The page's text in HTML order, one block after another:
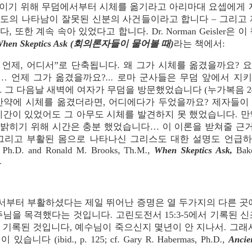
기 위해 무덤에서부터 시체를 옮기라고 아리마대 요셉에게
의 나타남이 잘못된 신분의 사건들이라고 합니다 – 그리고
, 또한 계속 속아 있었다고 합니다. Dr. Norman Geisler은 이
Skeptics Ask (회의론자들이 물어볼 때)라는 책에서:
제, 어디서”로 단축됩니다. 왜 그가 시체를 옮겼을까요?
언제 그가 옮겼을까요?... 로마 군사들은 무덤 앞에서 지
그 다음날 새벽에 여자가 무덤을 방문했었습니다 (누가복음
약에 시체를 옮겼더라면, 어디에다가 두었을까요? 제자들
이 있었어도 그 아무도 시체를 발견하지 못 했었습니다. 만
히기 위해 시간은 충분 했었습니다… 이 이론을 받쳐줄 근
리고 부활된 몸으로 나타나신 그리스도 대한 설명도 언급
and Ronald M. Brooks, Th.M., When Skeptics Ask,
부터 부활하셨다는 제일 뛰어난 증명은 열 두가지의 다른 곳
을 목격했다는 것입니다. 고린도전서 15:3-5에서 기록된
록된 것입니다, 예수님이 죽으신지 몇년이 안 지나서. 그래
있습니다 (ibid., p. 125; cf. Gary R. Habermas, Ph.D.,